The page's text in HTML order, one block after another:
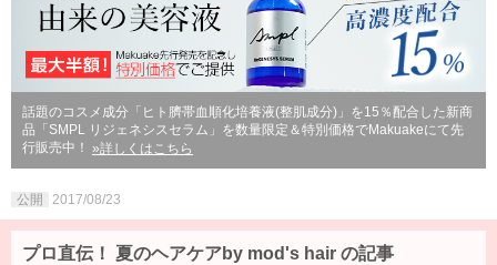
話題のコスメ成分「ヒト臍帯血順化培養液(整肌成分)」を15％配合した新商
品「SMPL リジェネシスセラム」を数量限定＆特別価格でMakuakeにて先
行販売中！ »詳しくはこちら
公開 2017/08/23
プロ直伝！ 夏のヘアケアby mod's hair の記事